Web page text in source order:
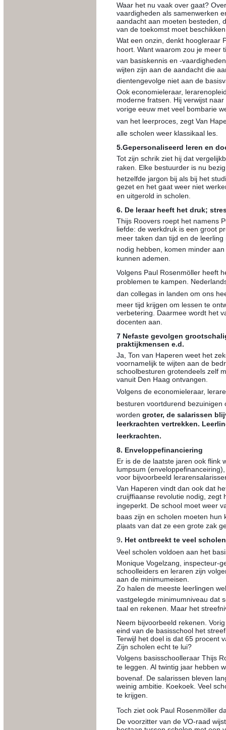
Waar het nu vaak over gaat?
vaardigheden als samenwerken
aandacht aan moeten besteden,
van de toekomst moet
Wat een onzin, denkt hoogleraar
hoort. Want waarom zou je meer
van basiskennis en -
wijten zijn aan de aandacht die
dientengevolge niet aan de
Ook economieleraar,
moderne fratsen. Hij verwijst
vorige eeuw met veel bombarie
van het leerproces, zegt Van
alle scholen weer klassikaal les.
5.Gepersonaliseerd leren en
Tot zijn schrik ziet hij dat
raken. Elke bestuurder is nu
hetzelfde jargon bij als bij het
gezet en het gaat weer niet
en uitgerold in scholen.
6. De leraar heeft het druk;
Thijs Roovers roept het namens
liefde: de werkdruk is een groot
meer taken dan tijd en de leerling
nodig hebben, komen minder
kunnen ademen.
Volgens Paul Rosenmöller heeft
problemen te kampen.
dan collegas in landen om ons
meer tijd krijgen om lessen te
verbetering. Daarmee wordt het
docenten aan.
7 Nefaste gevolgen
praktijkmensen e.d.
Ja, Ton van Haperen weet het
voornamelijk te wijten aan de
schoolbesturen grotendeels zelf
vanuit Den Haag ontvangen.
Volgens de economieleraar,
besturen voortdurend
worden groter, de salarissen
leerkrachten vertrekken.
leerkrachten.
8. Enveloppefinanciering
Er is de de laatste jaren ook flink
lumpsum
voor bijvoorbeeld
Van Haperen vindt dan ook dat
cruijffiaanse revolutie nodig, zegt
ingeperkt. De school moet weer
baas zijn en scholen moeten
plaats van dat ze een grote zak
9. Het ontbreekt te veel
Veel scholen voldoen aan het
Monique Vogelzang, inspecteur-
schoolleiders en leraren zijn
aan de minimumeisen.
Zo halen de meeste leerlingen
vastgelegde minimumniveau dat
taal en rekenen. Maar het
Neem bijvoorbeeld rekenen.
eind van de basisschool het
Terwijl het doel is dat 65 procent
Zijn scholen echt te lui?
Volgens ­basisschoolleraar Thijs
te leggen. Al twintig jaar hebben
bovenaf. De salarissen bleven
weinig ambitie. Koekoek. Veel
te krijgen.
Toch ziet ook Paul Rosenmöller
De voorzitter van de VO-raad